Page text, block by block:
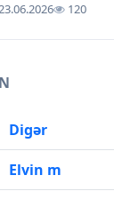
120
Digər
Elvin m